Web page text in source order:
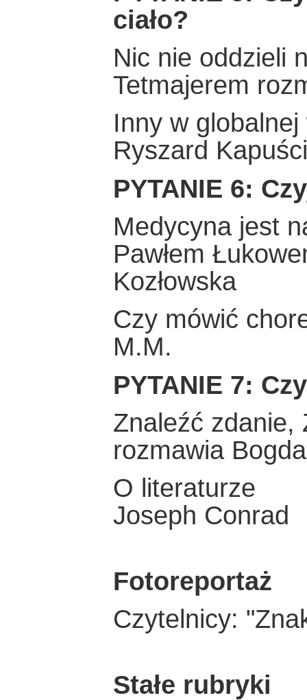
ciało?
Nic nie oddzieli
Tetmajerem
Inny w globalnej
Ryszard
PYTANIE 6:
Medycyna jest
Pawłem
Kozłowska
Czy mówić
M.M.
PYTANIE 7:
Znaleźć zdanie,
rozmawia
O literaturze
Joseph Conrad
Fotoreportaż
Czytelnicy:
Stałe rubryki